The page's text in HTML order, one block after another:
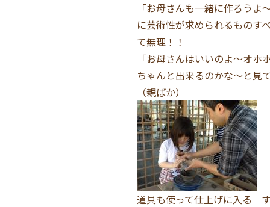
「お母さんも一緒に作ろう
に芸術性が求められるものす
て無理！！
「お母さんはいいのよ〜オ
ちゃんと出来るのかな〜と見
（親ばか）
道具も使って仕上げに入る